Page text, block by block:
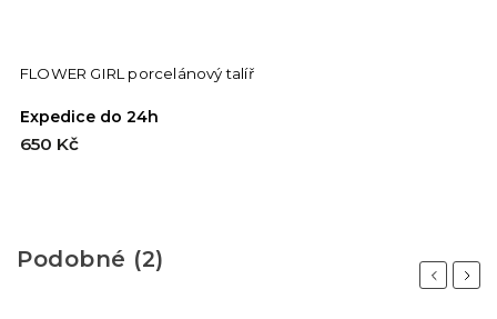
FLOWER GIRL porcelánový talíř
Expedice do 24h
650 Kč
Podobné (2)
Previous
Next